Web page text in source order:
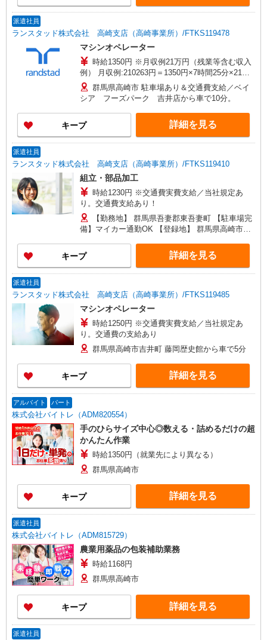
派遣社員
ランスタッド株式会社 高崎支店（高崎事業所）/FTKS119478
マシンオペレーター
時給1350円 ※月収例21万円（残業等含む収入
例） 月収例:210263円＝1350円×7時間25分×21日
勤務の場合＋残業代、交通費別途支給 ※交通費実
費支給／当社規定あり。
群馬県高崎市 駐車場あり＆交通費支給／ベイ
シア フーズパーク 吉井店から車で10分。
キープ 詳細を見る
派遣社員
ランスタッド株式会社 高崎支店（高崎事業所）/FTKS119410
組立・部品加工
時給1230円 ※交通費実費支給／当社規定あ
り。交通費支給あり！
【勤務地】 群馬県吾妻郡東吾妻町 【駐車場完
備】マイカー通勤OK 【登録地】 群馬県高崎市上
なります
キープ 詳細を見る
派遣社員
ランスタッド株式会社 高崎支店（高崎事業所）/FTKS119485
マシンオペレーター
時給1250円 ※交通費実費支給／当社規定あ
り。交通費の支給あり
群馬県高崎市吉井町 藤岡歴史館から車で5分
キープ 詳細を見る
アルバイト パート
株式会社バイトレ（ADM820554）
手のひらサイズ中心◎数える・詰めるだけの超
かんたん作業
時給1350円（就業先により異なる）
群馬県高崎市
キープ 詳細を見る
派遣社員
株式会社バイトレ（ADM815729）
農業用薬品の包装補助業務
時給1168円
群馬県高崎市
キープ 詳細を見る
派遣社員